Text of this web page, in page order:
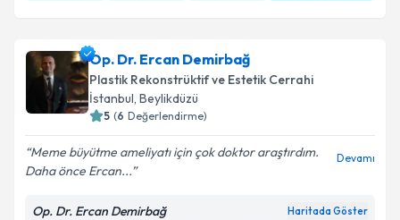
Op. Dr. Ercan Demirbağ
Plastik Rekonstrüktif ve Estetik Cerrahi
İstanbul, Beylikdüzü
5 (6 Değerlendirme)
Meme büyütme ameliyatı için çok doktor araştırdım.
Daha önce Ercan...
Devamı
Op. Dr. Ercan Demirbağ Haritada Göster